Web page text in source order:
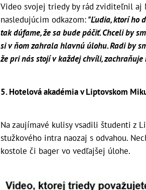
Video svojej triedy by rád zviditeľnil aj
nasledujúcim odkazom:"Ľudia, ktorí ho
tak dúfame, že sa bude páčiť. Chceli by
si v ňom zahrala hlavnú úlohu. Radi by
že pri nás stojí v každej chvíli,
5. Hotelová akadémia v Liptovskom
Na zaujímavé kulisy vsadili študenti z
stužkového intra naozaj s odvahou.
kostole či bager vo vedľajšej úlohe.